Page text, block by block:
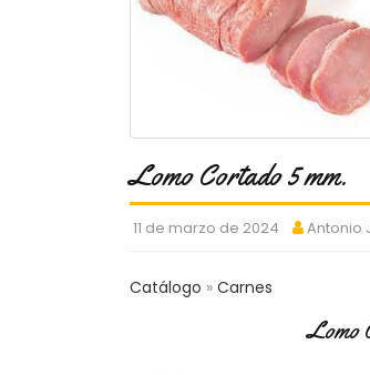
Lomo Cortado 5 mm.
11 de marzo de 2024 Antonio
Catálogo Carnes
Lomo